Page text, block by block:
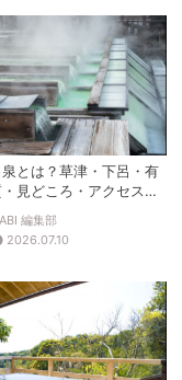
イヤなどの雪や凍結対策
はご利用前にご自身でお
しい金額はご利用前にご
とは？草津・下呂・有
見どころ・アクセスを
編集部
2026.07.10